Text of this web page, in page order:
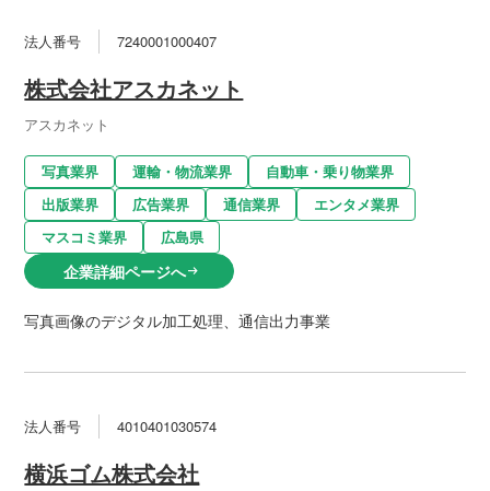
法人番号 7240001000407
株式会社アスカネット
アスカネット
写真業界 運輸・物流業界
自動車・乗り物業界
出版業界
広告業界 通信業界
エンタメ業界
マスコミ業界
広島県
企業詳細ページへarrow_right_alt
写真画像のデジタル加工処理、通信出力事業
法人番号 4010401030574
横浜ゴム株式会社